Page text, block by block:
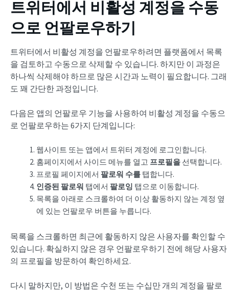
트위터에서 비활성 계정을 수동
으로 언팔로우하기
트위터에서 비활성 계정을 언팔로우하려면 플랫폼에서 목록
을 검토하고 수동으로 삭제할 수 있습니다. 하지만 이 과정은
하나씩 삭제해야 하므로 많은 시간과 노력이 필요합니다. 그래
도 꽤 간단한 과정입니다.
다음은 앱의 언팔로우 기능을 사용하여 비활성 계정을 수동으
로 언팔로우하는 6가지 단계입니다:
웹사이트 또는 앱에서 트위터 계정에 로그인합니다.
홈페이지에서 사이드 메뉴를 열고 프로필을 선택합니다.
프로필 페이지에서 팔로워 수를 탭합니다.
인증된 팔로워 탭에서 팔로잉 탭으로 이동합니다.
목록을 아래로 스크롤하여 더 이상 활동하지 않는 계정 옆
에 있는 언팔로우 버튼을 누릅니다.
목록을 스크롤하면 최근에 활동하지 않은 사용자를 확인할 수
있습니다. 확실하지 않은 경우 언팔로우하기 전에 해당 사용자
의 프로필을 방문하여 확인하세요.
다시 말하지만, 이 방법은 수천 또는 수십만 개의 계정을 팔로